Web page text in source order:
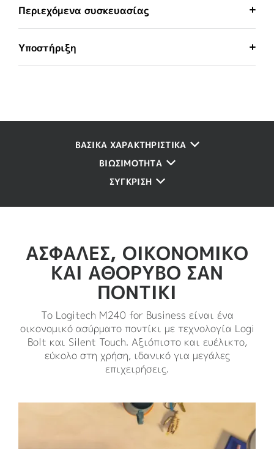
Περιεχόμενα συσκευασίας
Υποστήριξη
ΒΑΣΙΚΑ ΧΑΡΑΚΤΗΡΙΣΤΙΚΑ
ΒΙΩΣΙΜΌΤΗΤΑ
ΣΥΓΚΡΙΣΗ
ΑΣΦΑΛΕΣ, ΟΙΚΟΝΟΜΙΚΟ
ΚΑΙ ΑΘΟΡΥΒΟ ΣΑΝ
ΠΟΝΤΙΚΙ
Το Logitech M240 for Business είναι ένα
οικονομικό ασύρματο ποντίκι με τεχνολογία Logi
Bolt και Silent Touch. Αξιόπιστο και ευέλικτο,
εύκολο στη χρήση, ιδανικό για μεγάλες
επιχειρήσεις.